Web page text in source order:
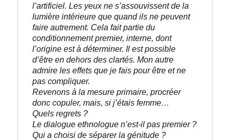
l’artificiel. Les yeux ne s’assouvissent de la
lumière intérieure que quand ils ne peuvent
faire autrement. Cela fait partie du
conditionnement premier, interne, dont
l’origine est à déterminer. Il est possible
d’être en dehors des clartés. Mon autre
admire les effets que je fais pour être et ne
pas compliquer.
Revenons à la mesure primaire, procréer
donc copuler, mais, si j’étais femme…
Quels regrets ?
Le dialogue ethnologue n’est-il pas premier ?
Qui a choisi de séparer la génitude ?